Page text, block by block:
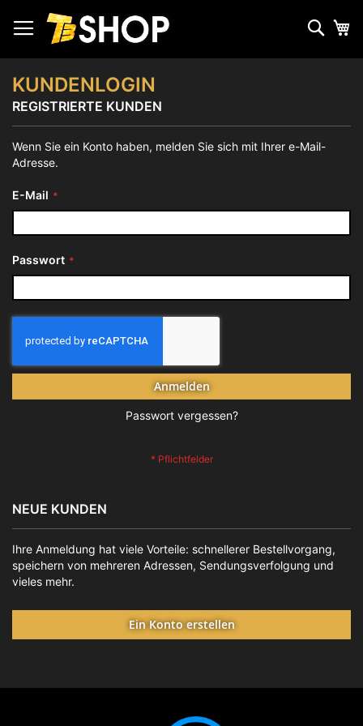
Inhalt
springen
KUNDENLOGIN
REGISTRIERTE KUNDEN
Wenn Sie ein Konto haben, melden Sie sich mit Ihrer e-Mail-
Adresse.
E-Mail
Passwort
Anmelden
Passwort vergessen?
NEUE KUNDEN
Ihre Anmeldung hat viele Vorteile: schnellerer Bestellvorgang,
speichern von mehreren Adressen, Sendungsverfolgung und
vieles mehr.
Ein Konto erstellen